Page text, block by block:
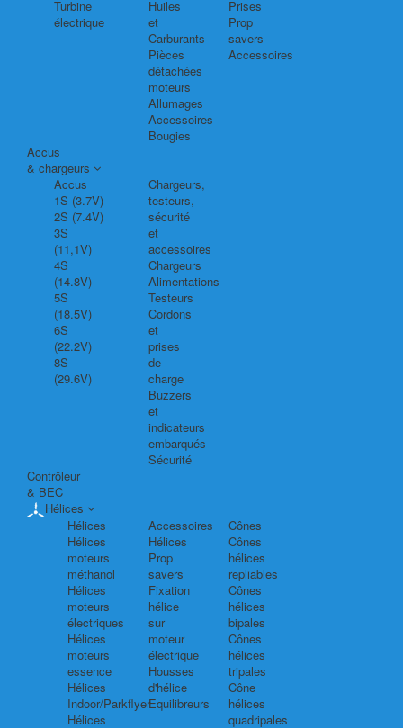
Turbine
électrique
Huiles
et
Carburants
Pièces
détachées
moteurs
Allumages
Accessoires
Bougies
Prises
Prop
savers
Accessoires
Accus
& chargeurs
Accus
1S (3.7V)
2S (7.4V)
3S
(11,1V)
4S
(14.8V)
5S
(18.5V)
6S
(22.2V)
8S
(29.6V)
Chargeurs,
testeurs,
sécurité
et
accessoires
Chargeurs
Alimentations
Testeurs
Cordons
et
prises
de
charge
Buzzers
et
indicateurs
embarqués
Sécurité
Contrôleur
& BEC
Hélices
Hélices
Hélices
moteurs
méthanol
Hélices
moteurs
électriques
Hélices
moteurs
essence
Hélices
Indoor/Parkflyer
Hélices
Accessoires
Hélices
Prop
savers
Fixation
hélice
sur
moteur
électrique
Housses
d'hélice
Equilibreurs
Cônes
Cônes
hélices
repliables
Cônes
hélices
bipales
Cônes
hélices
tripales
Cône
hélices
quadripales